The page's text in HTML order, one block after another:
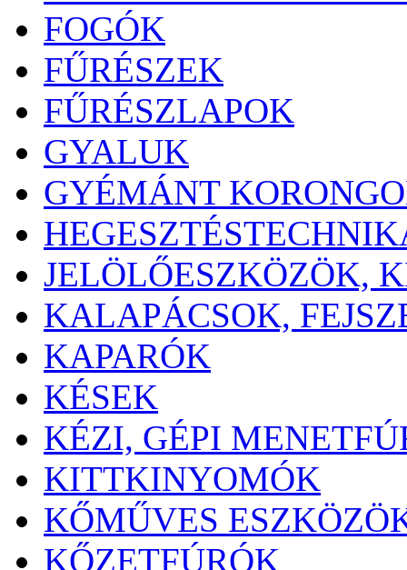
FOGÓK
FŰRÉSZEK
FŰRÉSZLAPOK
GYALUK
GYÉMÁNT
JELÖLŐESZKÖZÖK,
KALAPÁCSOK,
KAPARÓK
KÉSEK
KÉZI, GÉPI
KITTKINYOMÓK
KŐMŰVES
KŐZETFÚRÓK